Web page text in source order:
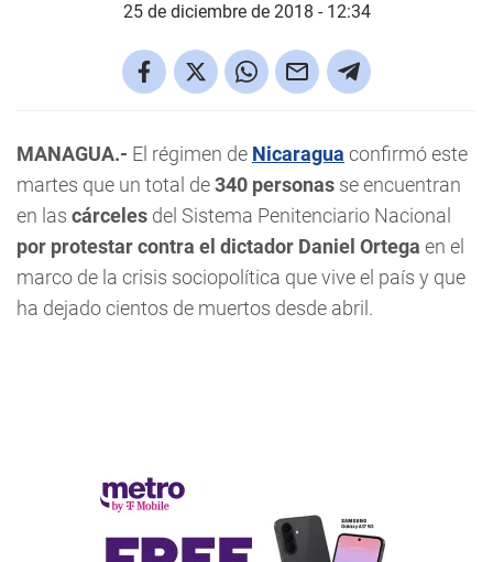
25 de diciembre de 2018 - 12:34
MANAGUA.- El régimen de Nicaragua confirmó este
martes que un total de340 personas se encuentran
en las cárceles del Sistema Penitenciario Nacional
por protestar contra el dictador Daniel Ortega en el
marco de la crisis sociopolítica que vive el país y que
ha dejado cientos de muertos desde abril.